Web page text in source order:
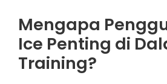
Mengapa
Ice Penting di
Training?